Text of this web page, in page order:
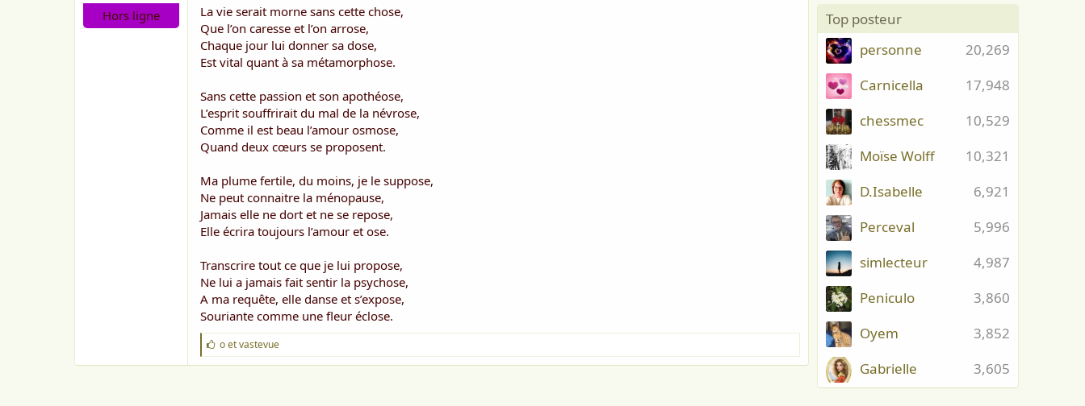
Hors ligne
La vie serait morne sans cette chose,
Que l’on caresse et l’on arrose,
Chaque jour lui donner sa dose,
Est vital quant à sa métamorphose.
Sans cette passion et son apothéose,
L’esprit souffrirait du mal de la névrose,
Comme il est beau l’amour osmose,
Quand deux cœurs se proposent.
Ma plume fertile, du moins, je le suppose,
Ne peut connaitre la ménopause,
Jamais elle ne dort et ne se repose,
Elle écrira toujours l’amour et ose.
Transcrire tout ce que je lui propose,
Ne lui a jamais fait sentir la psychose,
A ma requête, elle danse et s’expose,
Souriante comme une fleur éclose.
J
'
a
oetvastevue
Top posteur
20,269
personne
17,948
Carnicella
10,529
chessmec
10,321
Moïse Wolff
6,921
D.Isabelle
5,996
Perceval
4,987
simlecteur
3,860
Peniculo
3,852
Oyem
3,605
Gabrielle